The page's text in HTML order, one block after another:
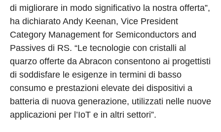
di migliorare in modo significativo la nostra offerta”,
ha dichiarato Andy Keenan, Vice President
Category Management for Semiconductors and
Passives di RS. “Le tecnologie con cristalli al
quarzo offerte da Abracon consentono ai progettisti
di soddisfare le esigenze in termini di basso
consumo e prestazioni elevate dei dispositivi a
batteria di nuova generazione, utilizzati nelle nuove
applicazioni per l’IoT e in altri settori”.